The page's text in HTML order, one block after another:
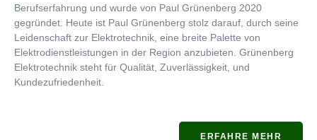
Berufserfahrung und wurde von Paul Grünenberg 2020
gegründet. Heute ist Paul Grünenberg stolz darauf, durch seine
Leidenschaft zur Elektrotechnik, eine breite Palette von
Elektrodienstleistungen in der Region anzubieten. Grünenberg
Elektrotechnik steht für Qualität, Zuverlässigkeit, und
Kundezufriedenheit.
ERFAHRE MEHR